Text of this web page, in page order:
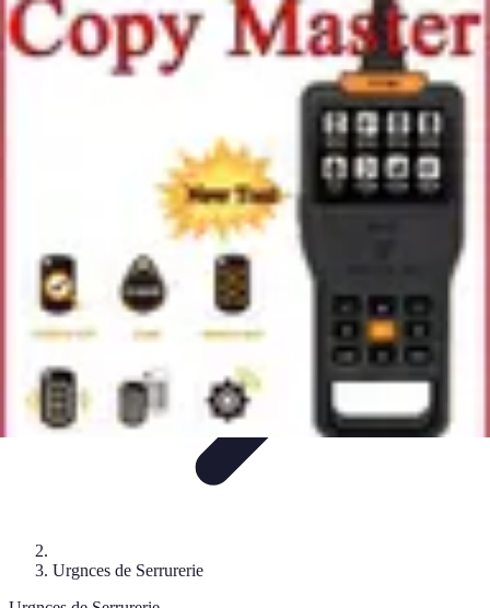
Trouver un Serrurier
Conseils pratiques
Choisir un serrurierRecherche de
serrurier Conseils et Astuces Sécurité
Urgnces de Serrurerie